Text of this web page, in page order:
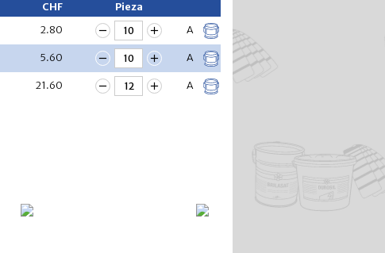
CHF
Pieza
2.80 A
5.60 A
21.60 A